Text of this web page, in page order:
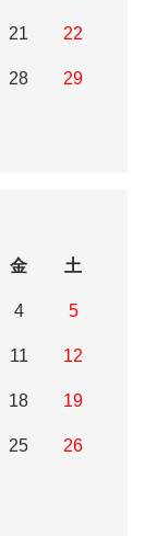
21 22
28 29
金 土
4 5
11 12
18 19
25 26